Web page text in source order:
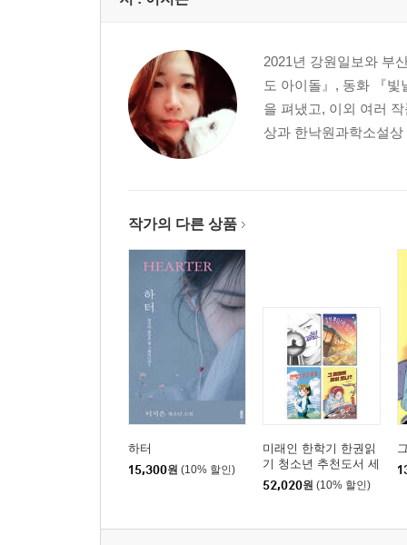
2021년 강원일보와 부
도 아이돌』, 동화 『
을 펴냈고, 이외 여러
상과 한낙원과학소설
작가의 다른 상품
하터
15,300원 (10% 할인)
미래인 한학기 한권읽
기 청소년 추천도서 세
트
52,020원 (10% 할인)